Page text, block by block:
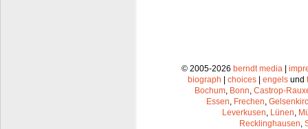
© 2005-2026 berndt media |
biograph | choices | engels und
Bochum Bonn Castrop-
Essen Frechen
Leverkusen Lünen
Recklinghausen